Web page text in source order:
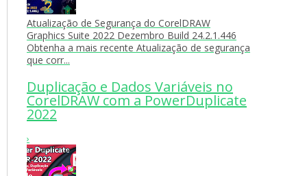
Atualização de Segurança do CorelDRAW
Graphics Suite 2022 Dezembro Build 24.2.1.446
Obtenha a mais recente Atualização de segurança
que corr...
Duplicação e Dados Variáveis no
CorelDRAW com a PowerDuplicate
2022
›